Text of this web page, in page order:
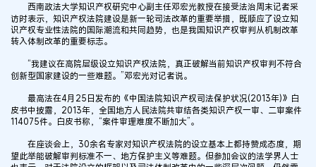
西南政法大学知识产权研究中心副主任邓宏光教授在接受法治周末记者采
访时表示，知识产权法院建设是新一轮司法改革的重要举措，既顺应了设立知
识产权专业性法院的国际潮流和共同趋势，也是我国知识产权审判从机制改革
转入体制改革的重要标志。
“我建议在高院层级设立知识产权法院，真正破解当前知识产权审判不符合
创新型国家建设的一些难题。”邓宏光对记者说。
最高法在4月25日发布的《中国法院知识产权司法保护状况(2013年)》白
皮书中披露，2013年，全国地方人民法院共审结各类知识产权一审、二审案件
114075件。白皮书称，“案件审理难度不断加大”。
在座谈会上，30余名专家对知识产权法院的设立基本上都持赞成态度，期
望此举能破解审判标准不一、地方保护主义等难题。但参加会议的法学界人士